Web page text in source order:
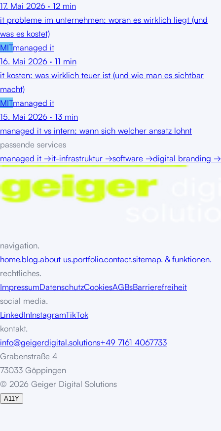
17. Mai 2026 · 12 min
it probleme im unternehmen: woran es wirklich liegt (und
was es kostet)
MITmanaged it
16. Mai 2026 · 11 min
it kosten: was wirklich teuer ist (und wie man es sichtbar
macht)
MITmanaged it
15. Mai 2026 · 13 min
managed it vs intern: wann sich welcher ansatz lohnt
passende services
managed it →it-infrastruktur →software →digital branding →
navigation.
home.blog.about us.portfolio.contact.sitemap. & funktionen.
rechtliches.
ImpressumDatenschutzCookiesAGBsBarrierefreiheit
social media.
LinkedInInstagramTikTok
kontakt.
info@geigerdigital.solutions+49 7161 4067733
Grabenstraße 4
73033 Göppingen
© 2026 Geiger Digital Solutions
A11Y